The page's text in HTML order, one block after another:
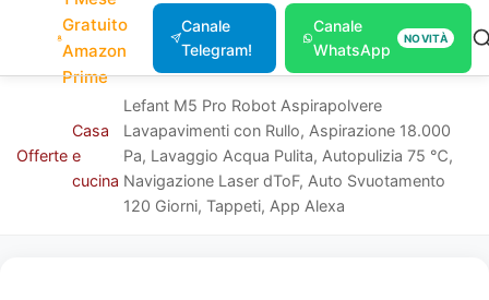
Gratuito
Amazon
Prime
Canale
Telegram!
Canale
WhatsApp
NOVITÀ
Offerte
Casa
e
cucina
Lefant M5 Pro Robot Aspirapolvere
Lavapavimenti con Rullo, Aspirazione 18.000
Pa, Lavaggio Acqua Pulita, Autopulizia 75 ℃,
Navigazione Laser dToF, Auto Svuotamento
120 Giorni, Tappeti, App Alexa